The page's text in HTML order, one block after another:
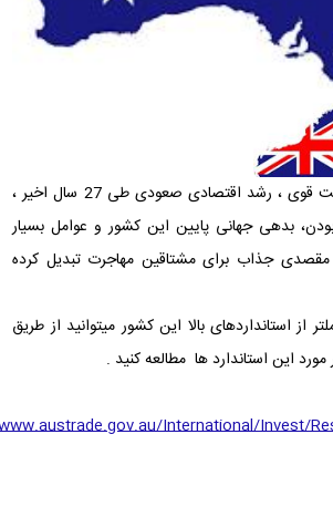
فاکتورهایی از جمله صنعت قوی ، رشد اقتصادی صعودی طی 27 سال اخیر ،
بدهی جهانی پایین این کشور و عوامل بسیار
مقصدی جذاب برای مشتاقین مهاجرت تبدیل کرده
از استانداردهای بالا این کشور میتوانید از طریق
این استاندارد ها مطالعه کنید .
International/Invest/